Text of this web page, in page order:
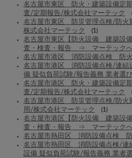
名古屋市東区 防火・建築設備定
査/定期報告/株式会社マーテック
名古屋市東区 防災管理点検/防火
株式会社マーテック
(1)
名古屋市東区【防火設備 建築設
査・検査・報告 ⇒ マーテック
名古屋市港区 消防設備点検 防火
名古屋市港区 消防設備点検/連結
備 疑似負荷試験/報告義務 業者選
名古屋市港区 防火・建築設備定
査/定期報告/株式会社マーテック
名古屋市港区 防災管理点検/防火
用/株式会社マーテック
(1)
名古屋市港区【防火設備 建築設
査・検査・報告 ⇒ マーテック
名古屋市熱田区 消防設備点検 防
名古屋市熱田区 消防設備点検/連
設備 疑似負荷試験/報告義務 業者